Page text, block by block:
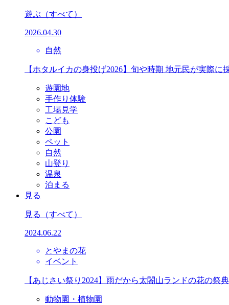
遊ぶ （すべて）
2026.04.30
自然
【ホタルイカの身投げ2026】旬や時期 地元民が実際に
遊園地
手作り体験
工場見学
こども
公園
ペット
自然
山登り
温泉
泊まる
見る
見る （すべて）
2024.06.22
とやまの花
イベント
【あじさい祭り2024】雨だから太閤山ランドの花の祭
動物園・植物園